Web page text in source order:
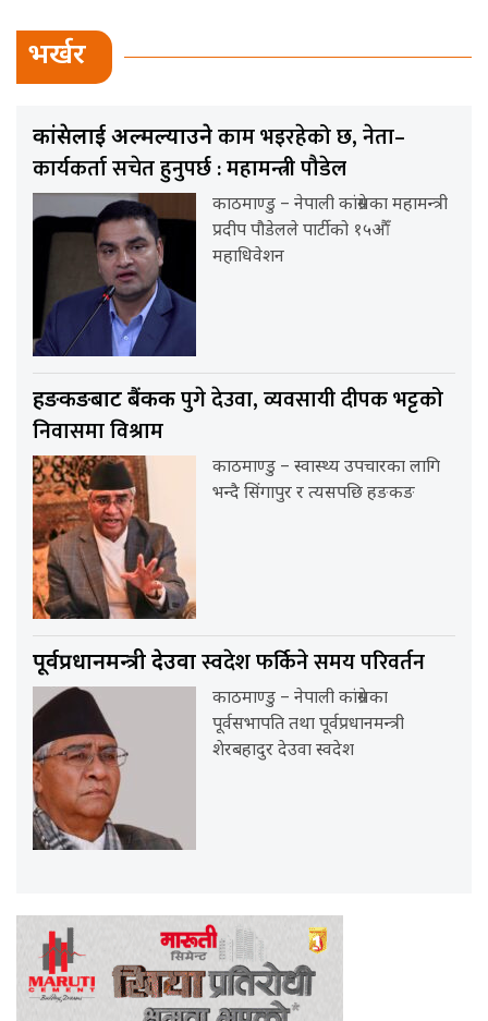
भर्खर
कांग्रेसलाई अल्मल्याउनेकाम भइरहेको छ, नेता–
कार्यकर्ता सचेत हुनुपर्छ : महामन्त्री पौडेल
काठमाण्डु – नेपाली कांग्रेसका महामन्त्री
प्रदीप पौडेलले पार्टीको १५औँ
महाधिवेशन
हङकङबाट बैंककपुगे देउवा, व्यवसायी दीपक भट्टको
निवासमा विश्राम
काठमाण्डु – स्वास्थ्य उपचारका लागि
भन्दै सिंगापुर र त्यसपछि हङकङ
पूर्वप्रधानमन्त्री देउवास्वदेश फर्किने समय परिवर्तन
काठमाण्डु – नेपाली कांग्रेसका
पूर्वसभापति तथा पूर्वप्रधानमन्त्री
शेरबहादुर देउवा स्वदेश